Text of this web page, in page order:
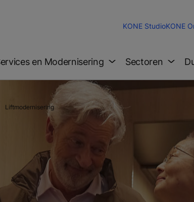
KONE StudioKONE
en Modernisering Sectoren
Liftmodernisering